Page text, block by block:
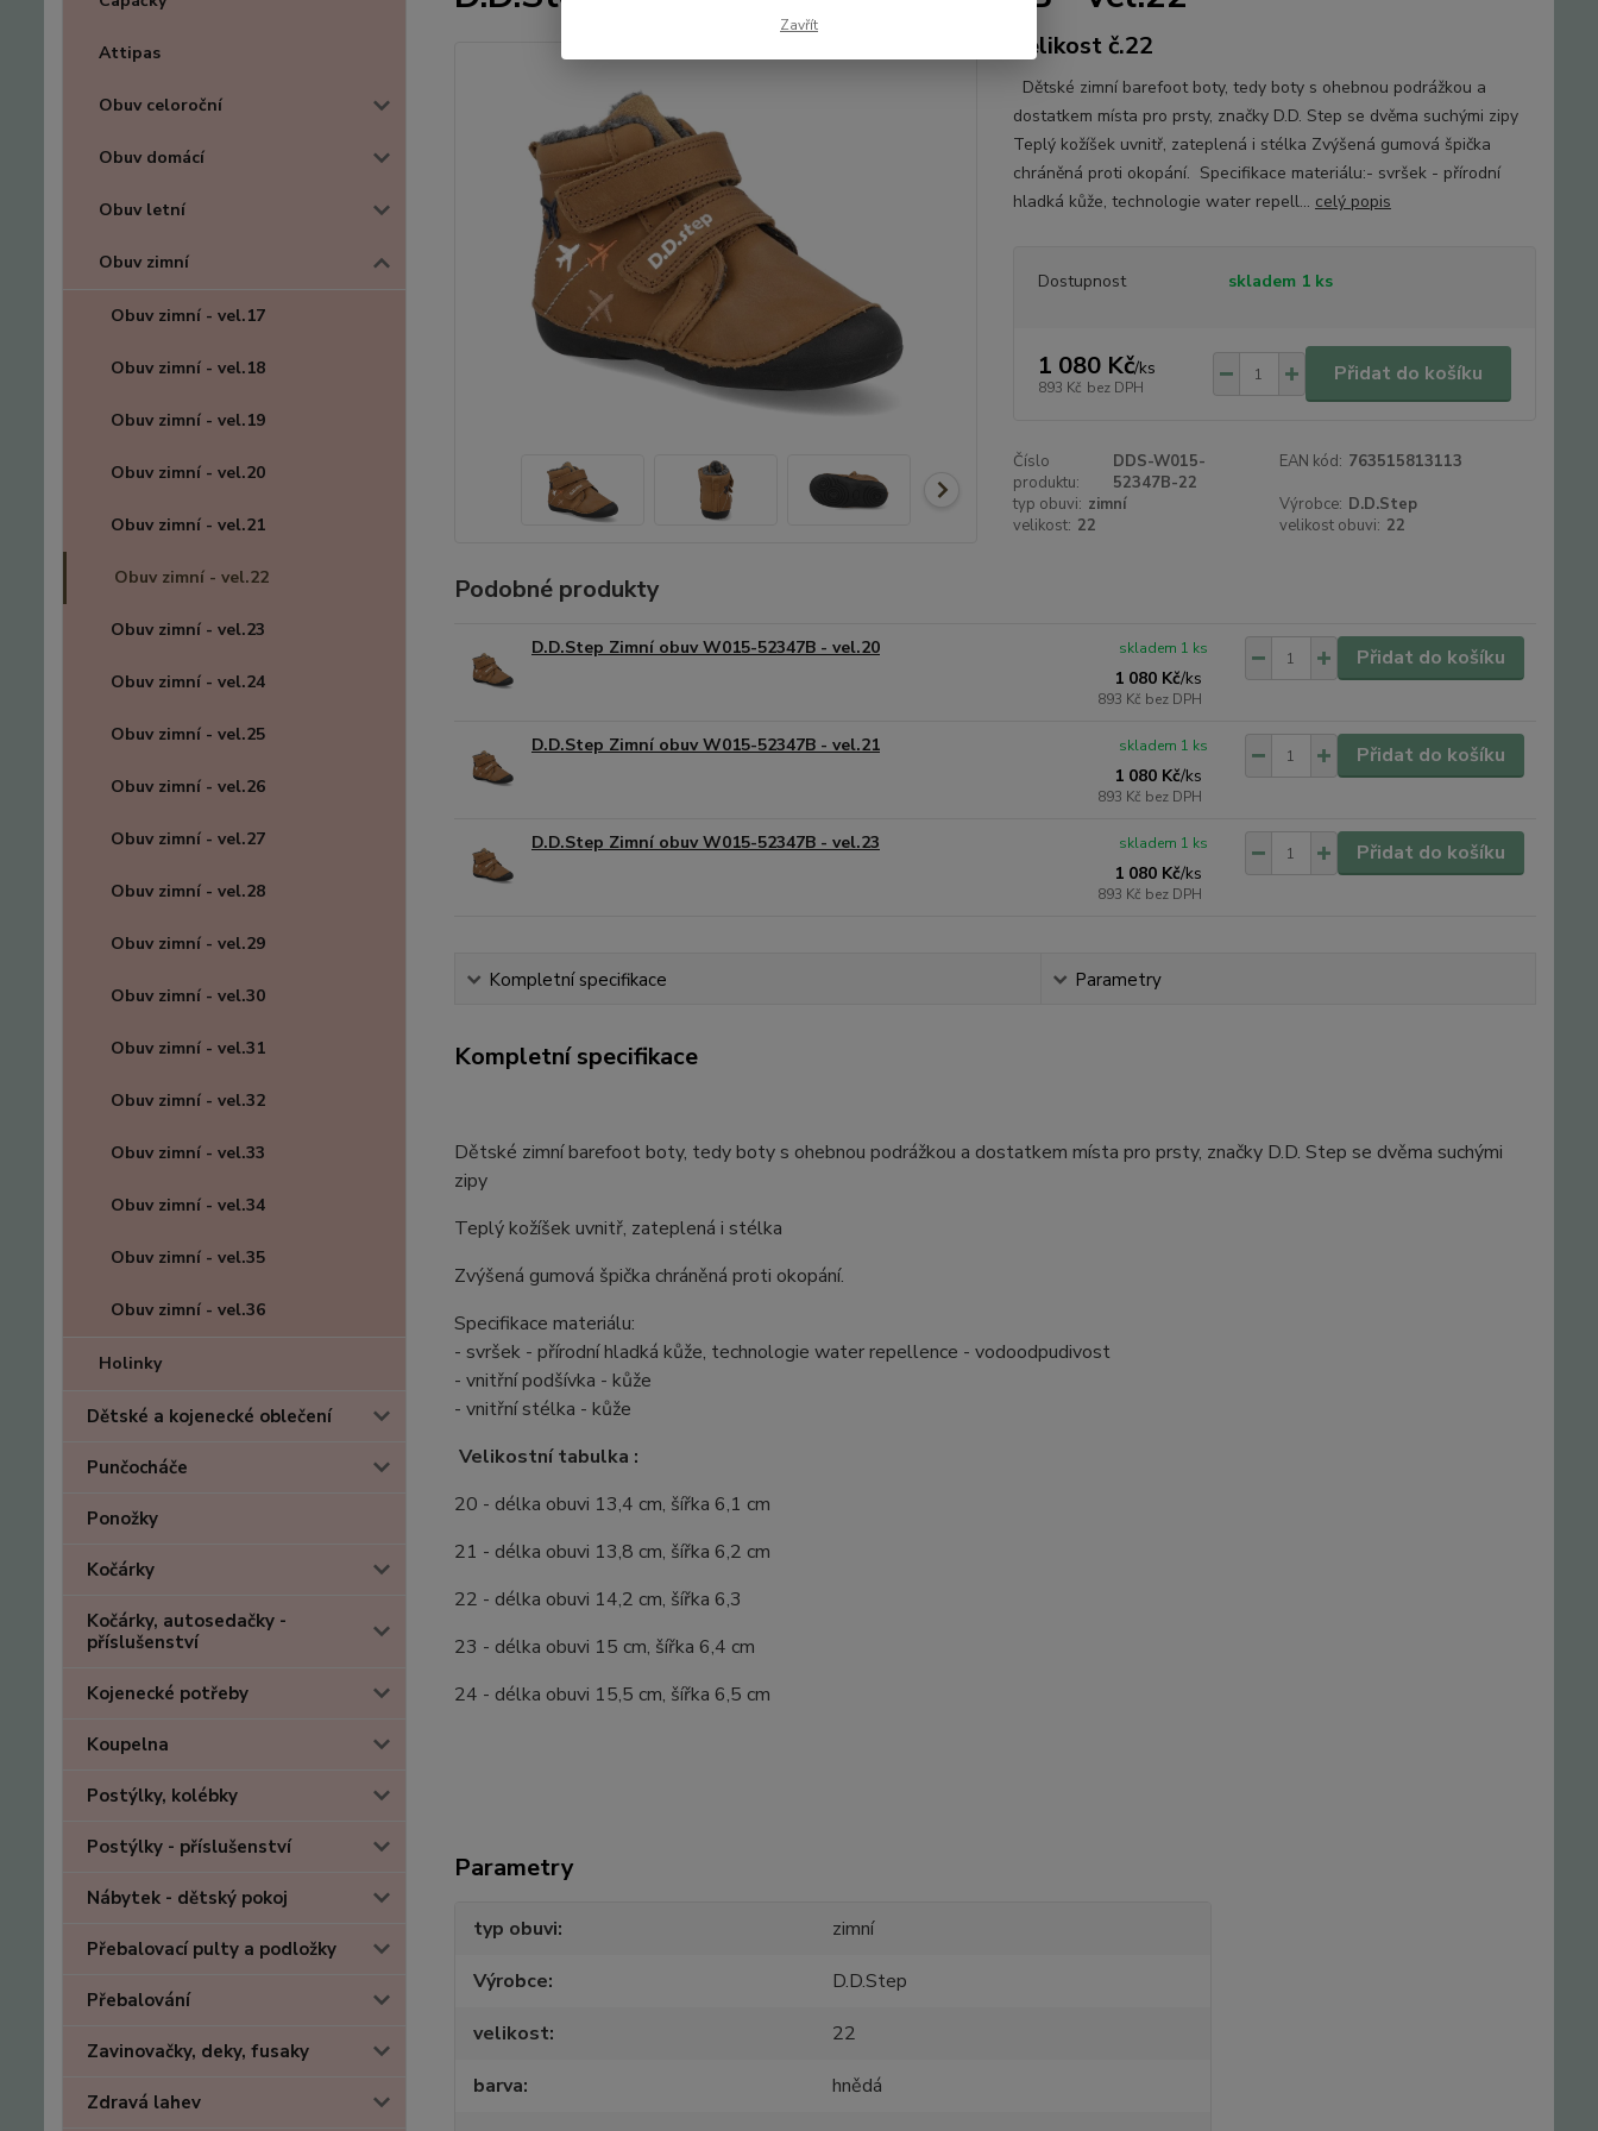
Attipas
Obuv celoroční
Obuv domácí
Obuv letní
Obuv zimní
Obuv zimní - vel.17
Obuv zimní - vel.18
Obuv zimní - vel.19
Obuv zimní - vel.20
Obuv zimní - vel.21
Obuv zimní - vel.22
Obuv zimní - vel.23
Obuv zimní - vel.24
Obuv zimní - vel.25
Obuv zimní - vel.26
Obuv zimní - vel.27
Obuv zimní - vel.28
Obuv zimní - vel.29
Obuv zimní - vel.30
Obuv zimní - vel.31
Obuv zimní - vel.32
Obuv zimní - vel.33
Obuv zimní - vel.34
Obuv zimní - vel.35
Obuv zimní - vel.36
Holinky
Dětské a kojenecké oblečení
Punčocháče
Ponožky
Kočárky
Kočárky, autosedačky -
příslušenství
Kojenecké potřeby
Koupelna
Postýlky, kolébky
Postýlky - příslušenství
Nábytek - dětský pokoj
Přebalovací pulty a podložky
Přebalování
Zavinovačky, deky, fusaky
Zdravá lahev
velikost č.22
Dětské zimní barefoot boty, tedy boty s ohebnou podrážkou a
dostatkem místa pro prsty, značky D.D. Step se dvěma suchými zipy
Teplý kožíšek uvnitř, zateplená i stélka Zvýšená gumová špička
chráněná proti okopání. Specifikace materiálu:- svršek - přírodní
hladká kůže, technologie water repell... celý popis
Dostupnost skladem 1 ks
1 080 Kč/ks
893 Kč bez DPH
Přidat do košíku
Číslo
produktu:
DDS-W015-
52347B-22
EAN kód: 763515813113
typ obuvi: zimní Výrobce: D.D.Step
velikost: 22 velikost obuvi: 22
Podobné produkty
D.D.Step Zimní obuv W015-52347B - vel.20
1 080 Kč/ks
893 Kč bez DPH
skladem 1 ks Přidat do košíku
D.D.Step Zimní obuv W015-52347B - vel.21
1 080 Kč/ks
893 Kč bez DPH
skladem 1 ks Přidat do košíku
D.D.Step Zimní obuv W015-52347B - vel.23
1 080 Kč/ks
893 Kč bez DPH
skladem 1 ks Přidat do košíku
Kompletní specifikace Parametry
Kompletní specifikace
Dětské zimní barefoot boty, tedy boty s ohebnou podrážkou a dostatkem místa pro prsty, značky D.D. Step se dvěma suchými
zipy
Teplý kožíšek uvnitř, zateplená i stélka
Zvýšená gumová špička chráněná proti okopání.
Specifikace materiálu:
- svršek - přírodní hladká kůže, technologie water repellence - vodoodpudivost
- vnitřní podšívka - kůže
- vnitřní stélka - kůže
Velikostní tabulka :
20 - délka obuvi 13,4 cm, šířka 6,1 cm
21 - délka obuvi 13,8 cm, šířka 6,2 cm
22 - délka obuvi 14,2 cm, šířka 6,3
23 - délka obuvi 15 cm, šířka 6,4 cm
24 - délka obuvi 15,5 cm, šířka 6,5 cm
Parametry
typ obuvi
zimní
Výrobce
D.D.Step
velikost
22
barva
hnědá
Zavřít